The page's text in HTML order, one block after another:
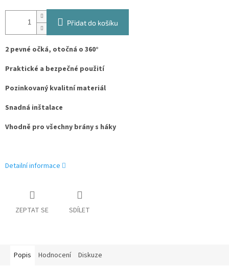
Přidat do košíku
2 pevné očká, otočná o 360°
Praktické a bezpečné použití
Pozinkovaný kvalitní materiál
Snadná inštalace
Vhodně pro všechny brány s háky
Detailní informace
ZEPTAT SE SDÍLET
Popis Hodnocení Diskuze